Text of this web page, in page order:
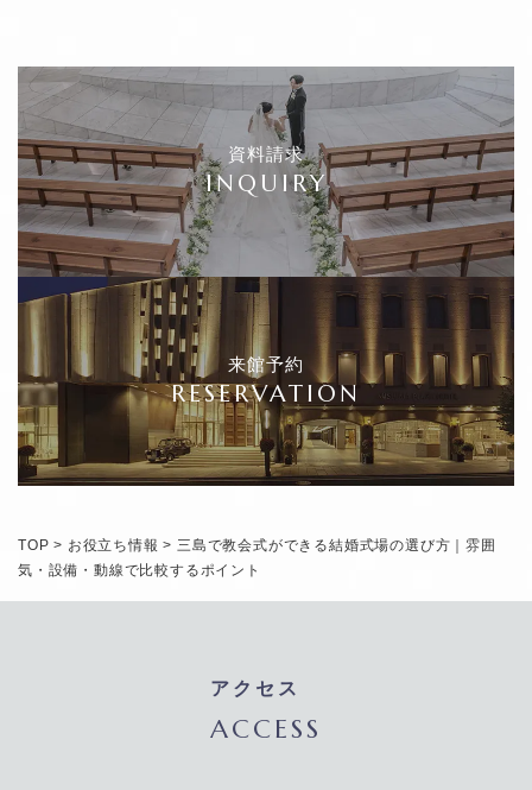
資料請求
INQUIRY
来館予約
RESERVATION
TOP > お役立ち情報 >三島で教会式ができる結婚式場の選び方｜雰囲
気・設備・動線で比較するポイント
アクセス
ACCESS